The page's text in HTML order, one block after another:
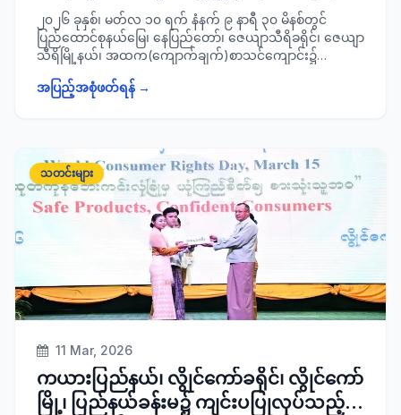
အထက(ကျောက်ချက်) စာသင်ကျောင်း၌
တက္ကသိုလ်ဝင်တန်းစာမေးပွဲ ကျင်းပပြုလုပ်မ
ည့် ကျောင်းများအား ကွင်းဆင်း စစ်ဆေး
၂၀၂၆ ခုနှစ်၊ မတ်လ ၁၀ ရက် နံနက် ၉ နာရီ ၃၀ မိနစ်တွင်
ပြည်ထောင်စုနယ်မြေ၊ နေပြည်တော်၊ ဇေယျာသီရိခရိုင်၊ ဇေယျာ
သီရိမြို့နယ်၊ အထက(ကျောက်ချက်)စာသင်ကျောင်း၌
ပြင်ဆင်ထားရှိမှုနှင့် ပတ်ဝန်းကျင်လုံခြုံရေးဆောင်ရွက် ထားရှိမှု
စစ်ဆေး၍ လိုအပ်သည်များ လမ်းညွှန်မှာကြားခဲ့ကြောင်း
သတင်းရရှိပါသည်။
အပြည့်အစုံဖတ်ရန် →
သတင်းများ
11 Mar, 2026
ကယားပြည်နယ်၊ လွိုင်ကော်ခရိုင်၊ လွိုင်ကော်
မြို့၊ ပြည်နယ်ခန်းမ၌ ကျင်းပပြုလုပ်သည့်